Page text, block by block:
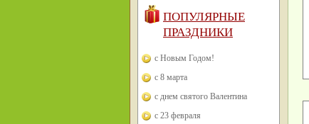
ПОПУЛЯРНЫЕ
ПРАЗДНИКИ
с Новым Годом!
с 8 марта
с днем святого Валентина
с 23 февраля